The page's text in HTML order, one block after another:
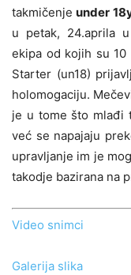
takmičenjeunder
u petak, 24.aprila
ekipa od kojih su
Starter (un18)
holomogaciju.
je u tome što mlađi
već se napajaju
upravljanje im je
takodje bazirana na
Video snimci
Galerija slika